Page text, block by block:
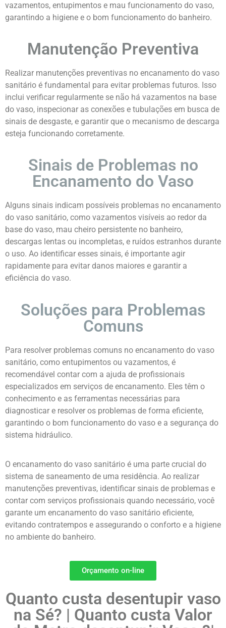
vazamentos, entupimentos e mau funcionamento do vaso,
garantindo a higiene e o bom funcionamento do banheiro.
Manutenção Preventiva
Realizar manutenções preventivas no encanamento do vaso
sanitário é fundamental para evitar problemas futuros. Isso
inclui verificar regularmente se não há vazamentos na base
do vaso, inspecionar as conexões e tubulações em busca de
sinais de desgaste, e garantir que o mecanismo de descarga
esteja funcionando corretamente.
Sinais de Problemas no
Encanamento do Vaso
Alguns sinais indicam possíveis problemas no encanamento
do vaso sanitário, como vazamentos visíveis ao redor da
base do vaso, mau cheiro persistente no banheiro,
descargas lentas ou incompletas, e ruídos estranhos durante
o uso. Ao identificar esses sinais, é importante agir
rapidamente para evitar danos maiores e garantir a
eficiência do vaso.
Soluções para Problemas
Comuns
Para resolver problemas comuns no encanamento do vaso
sanitário, como entupimentos ou vazamentos, é
recomendável contar com a ajuda de profissionais
especializados em serviços de encanamento. Eles têm o
conhecimento e as ferramentas necessárias para
diagnosticar e resolver os problemas de forma eficiente,
garantindo o bom funcionamento do vaso e a segurança do
sistema hidráulico.
O encanamento do vaso sanitário é uma parte crucial do
sistema de saneamento de uma residência. Ao realizar
manutenções preventivas, identificar sinais de problemas e
contar com serviços profissionais quando necessário, você
garante um encanamento do vaso sanitário eficiente,
evitando contratempos e assegurando o conforto e a higiene
no ambiente do banheiro.
Orçamento on-line
Quanto custa desentupir vaso
na Sé? | Quanto custa Valor